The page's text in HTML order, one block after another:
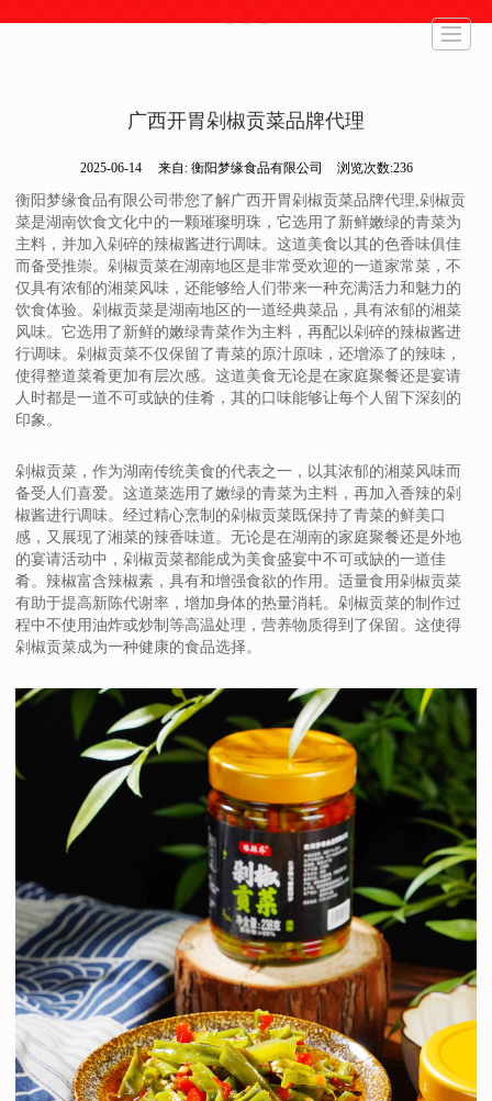
在线商城 联系我们
广西开胃剁椒贡菜品牌代理
2025-06-14 来自: 衡阳梦缘食品有限公司 浏览次数:236
衡阳梦缘食品有限公司带您了解广西开胃剁椒贡菜品牌代理,剁椒贡
菜是湖南饮食文化中的一颗璀璨明珠，它选用了新鲜嫩绿的青菜为
主料，并加入剁碎的辣椒酱进行调味。这道美食以其的色香味俱佳
而备受推崇。剁椒贡菜在湖南地区是非常受欢迎的一道家常菜，不
仅具有浓郁的湘菜风味，还能够给人们带来一种充满活力和魅力的
饮食体验。剁椒贡菜是湖南地区的一道经典菜品，具有浓郁的湘菜
风味。它选用了新鲜的嫩绿青菜作为主料，再配以剁碎的辣椒酱进
行调味。剁椒贡菜不仅保留了青菜的原汁原味，还增添了的辣味，
使得整道菜肴更加有层次感。这道美食无论是在家庭聚餐还是宴请
人时都是一道不可或缺的佳肴，其的口味能够让每个人留下深刻的
印象。
剁椒贡菜，作为湖南传统美食的代表之一，以其浓郁的湘菜风味而
备受人们喜爱。这道菜选用了嫩绿的青菜为主料，再加入香辣的剁
椒酱进行调味。经过精心烹制的剁椒贡菜既保持了青菜的鲜美口
感，又展现了湘菜的辣香味道。无论是在湖南的家庭聚餐还是外地
的宴请活动中，剁椒贡菜都能成为美食盛宴中不可或缺的一道佳
肴。辣椒富含辣椒素，具有和增强食欲的作用。适量食用剁椒贡菜
有助于提高新陈代谢率，增加身体的热量消耗。剁椒贡菜的制作过
程中不使用油炸或炒制等高温处理，营养物质得到了保留。这使得
剁椒贡菜成为一种健康的食品选择。